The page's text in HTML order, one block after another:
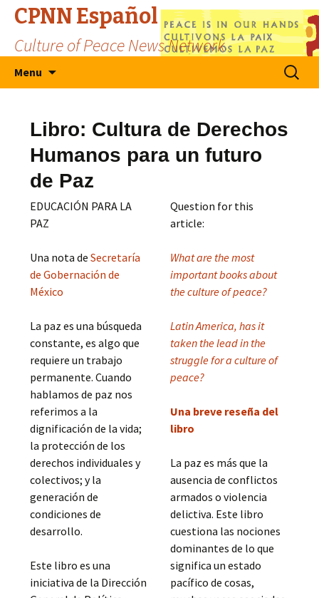
CPNN Español
Culture of Peace News Network
Menu
Search
for:
Libro: Cultura de Derechos
Humanos para un futuro
de Paz
EDUCACIÓN PARA LA
PAZ
Una nota deSecretaría
de Gobernación de
México
La paz es una búsqueda
constante, es algo que
requiere un trabajo
permanente. Cuando
hablamos de paz nos
referimos a la
dignificación de la vida;
la protección de los
derechos individuales y
colectivos; y la
generación de
condiciones de
desarrollo.
Este libro es una
iniciativa de la Dirección
Question for this
article:
What are the most
important books about
the culture of peace?
Latin America, has it
taken the lead in the
struggle for a culture of
peace?
Una breve reseña del
libro
La paz es más que la
ausencia de conflictos
armados o violencia
delictiva. Este libro
cuestiona las nociones
dominantes de lo que
significa un estado
pacífico de cosas,